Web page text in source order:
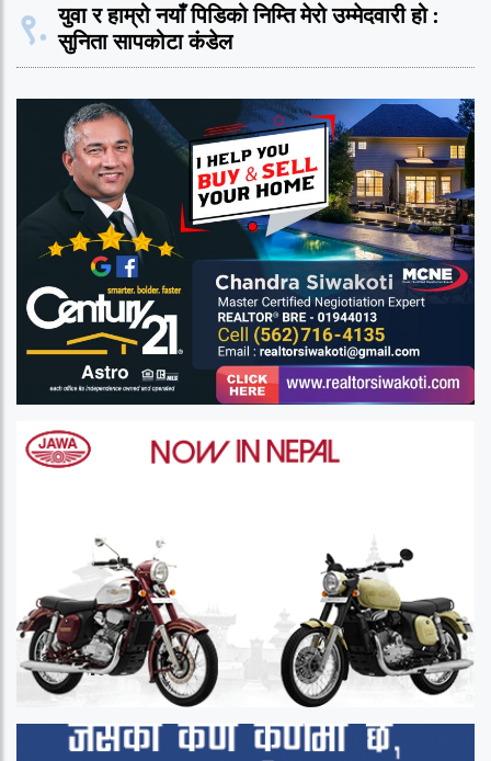
९. युवा र हाम्रो नयाँ पिडिको निम्ति मेरो उम्मेदवारी हो :
सुनिता सापकोटा कंडेल